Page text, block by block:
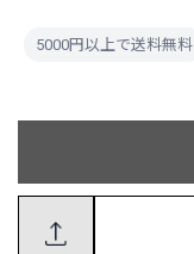
5000円以上で送料無料